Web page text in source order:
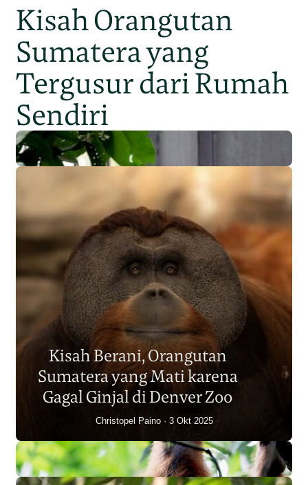
Kisah Orangutan
Sumatera yang
Tergusur dari Rumah
Sendiri
Populasi Orangutan
Sumatera Berkurang 2.700
Individu dalam Satu Dekade?
Junaidi Hanafiah 14 Jul 2026
Kisah Berani, Orangutan
Sumatera yang Mati karena
Gagal Ginjal di Denver Zoo
Christopel Paino 3 Okt 2025